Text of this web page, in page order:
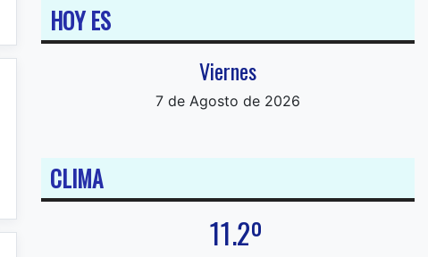
HOY ES
Viernes
7 de Agosto de 2026
CLIMA
11.2º